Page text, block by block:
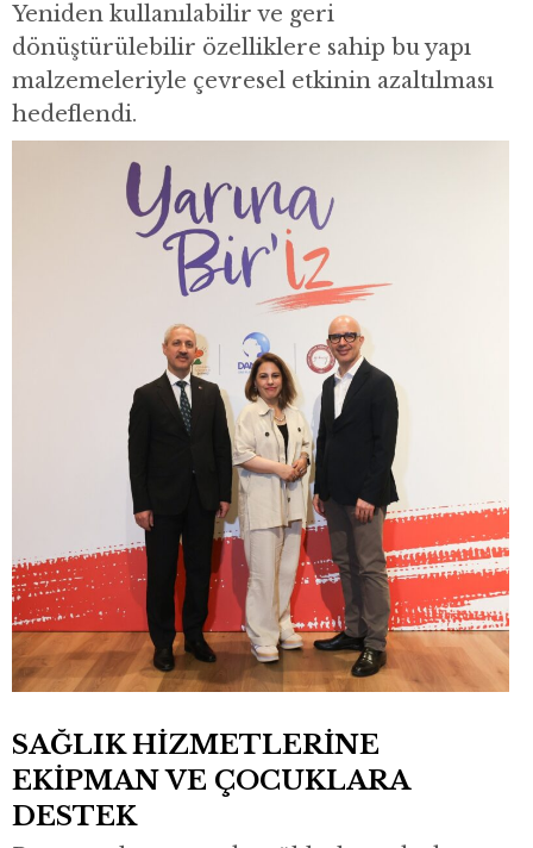
Yeniden kullanılabilir ve geri
dönüştürülebilir özelliklere sahip bu yapı
malzemeleriyle çevresel etkinin azaltılması
hedeflendi.
SAĞLIK HİZMETLERİNE
EKİPMAN VE ÇOCUKLARA
DESTEK